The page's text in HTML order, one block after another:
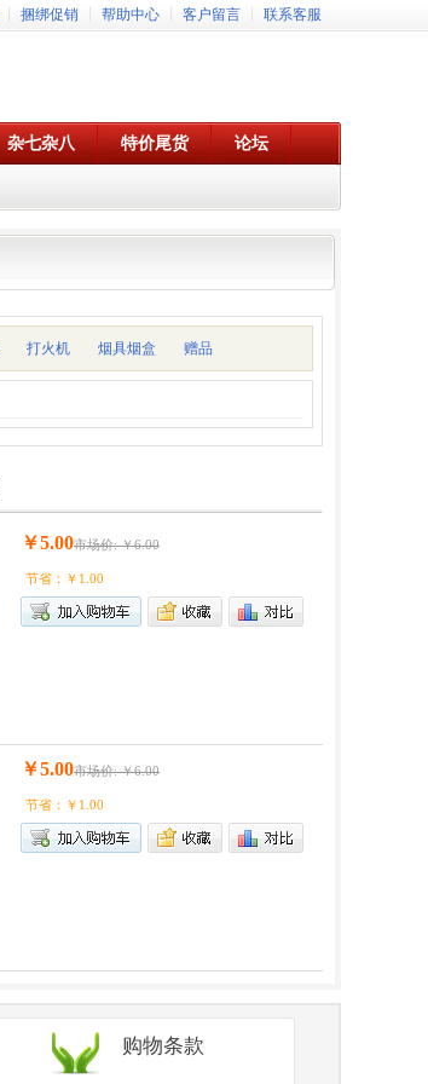
捆绑促销 帮助中心 客户留言 联系客服
杂七杂八 特价尾货 论坛
打火机 烟具烟盒 赠品
￥5.00市场价: ￥6.00
节省：￥1.00
￥5.00市场价: ￥6.00
节省：￥1.00
购物条款